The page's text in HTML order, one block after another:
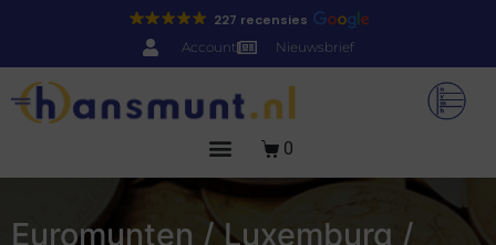
227 recensies
Account Nieuwsbrief
0
Euromunten / Luxemburg /